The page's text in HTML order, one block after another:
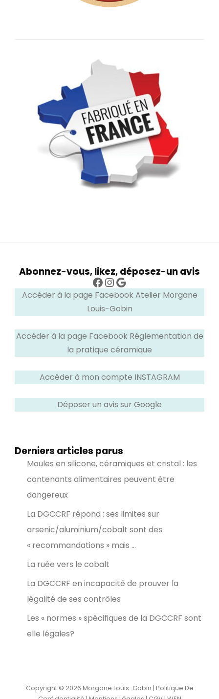
Abonnez-vous, likez, déposez-un avis
Facebook
Instagram
Google
Accéder à la page Facebook Atelier Morgane
Louis-Gobin
Accéder à la page Facebook Réglementation de
la pratique céramique
Accéder à mon compte INSTAGRAM
Déposer un avis sur Google
Derniers articles parus
Moules en silicone, céramiques et cristal : les
contenants alimentaires peuvent être
dangereux
La DGCCRF répond : ses limites sur
arsenic/aluminium/cobalt sont des
« recommandations » mais …
La ruée vers le cobalt
La DGCCRF en incapacité de prouver la
légalité de ses contrôles
Les « normes » spécifiques de la DGCCRF sont
elle légales?
Copyright © 2026 Morgane Louis-Gobin | Politique De